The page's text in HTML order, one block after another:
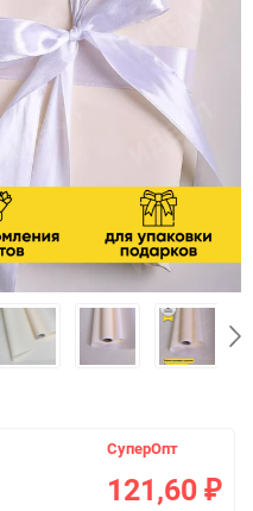
СуперОпт
121,60 ₽